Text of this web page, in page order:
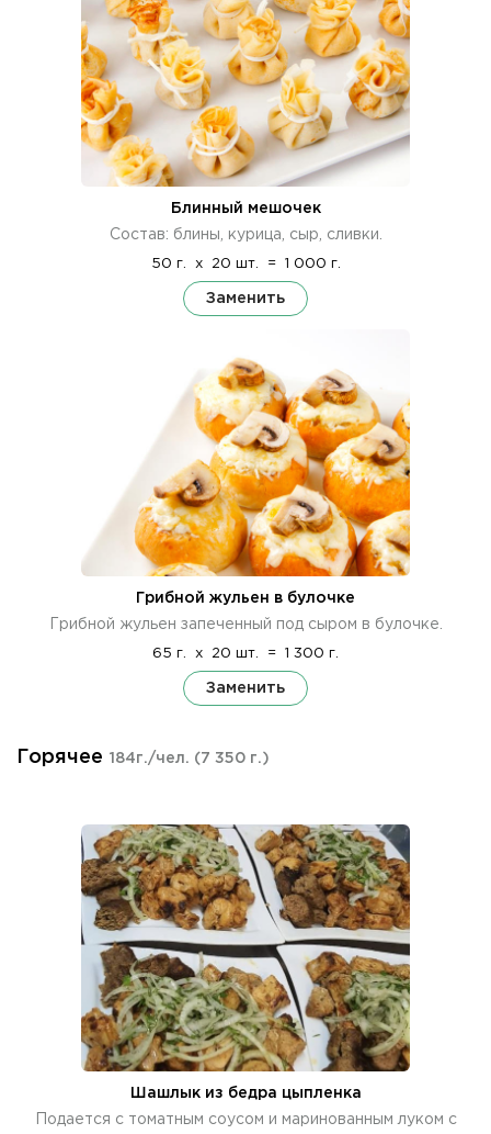
Блинный мешочек
Состав: блины, курица, сыр, сливки.
50 г. x 20 шт. = 1 000 г.
Заменить
Грибной жульен в булочке
Грибной жульен запеченный под сыром в булочке.
65 г. x 20 шт. = 1 300 г.
Заменить
Горячее 184г./чел. (7 350 г.)
Шашлык из бедра цыпленка
Подается с томатным соусом и маринованным луком с